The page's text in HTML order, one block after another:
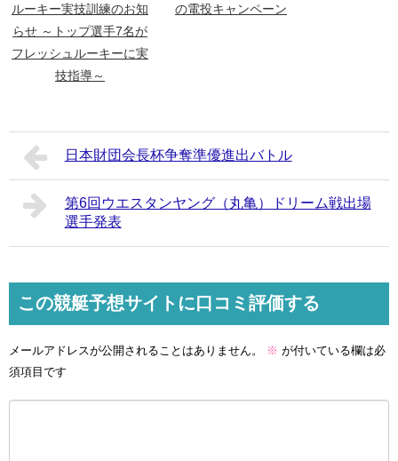
ルーキー実技訓練のお知
らせ ～トップ選手7名が
フレッシュルーキーに実
技指導～
の電投キャンペーン
日本財団会長杯争奪準優進出バトル
第6回ウエスタンヤング（丸亀）ドリーム戦出場
選手発表
この競艇予想サイトに口コミ評価する
メールアドレスが公開されることはありません。 ※ が付いている欄は必
須項目です